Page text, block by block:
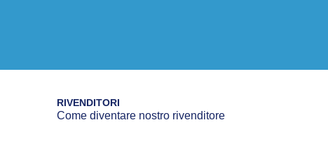
RIVENDITORI
Come diventare nostro rivenditore